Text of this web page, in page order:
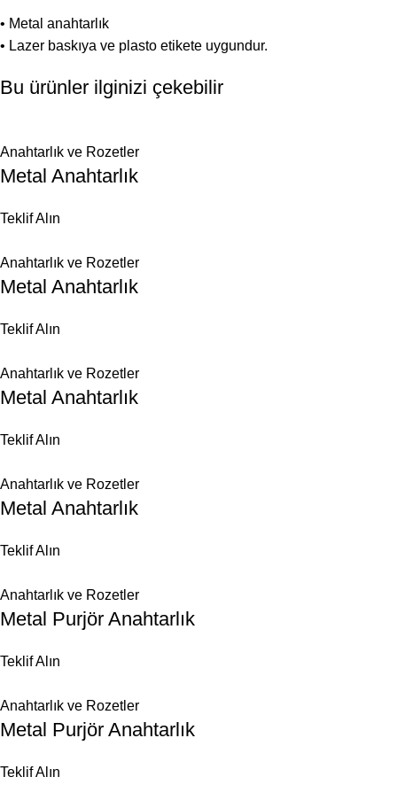
• Metal anahtarlık
• Lazer baskıya ve plasto etikete uygundur.
Bu ürünler ilginizi çekebilir
Anahtarlık ve Rozetler
Metal Anahtarlık
Teklif Alın
Anahtarlık ve Rozetler
Metal Anahtarlık
Teklif Alın
Anahtarlık ve Rozetler
Metal Anahtarlık
Teklif Alın
Anahtarlık ve Rozetler
Metal Anahtarlık
Teklif Alın
Anahtarlık ve Rozetler
Metal Purjör Anahtarlık
Teklif Alın
Anahtarlık ve Rozetler
Metal Purjör Anahtarlık
Teklif Alın